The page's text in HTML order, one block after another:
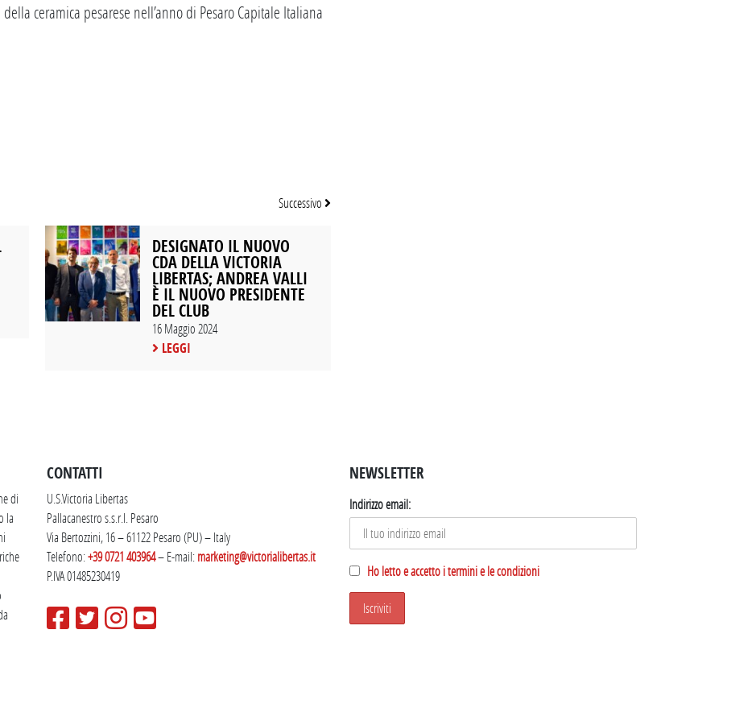
ceramica pesarese nell’anno di Pesaro Capitale Italiana
Successivo
DESIGNATO IL NUOVO
CDA DELLA VICTORIA
LIBERTAS; ANDREA VALLI
È IL NUOVO PRESIDENTE
DEL CLUB
16 Maggio 2024
LEGGI
di
la
CONTATTI
U.S.Victoria Libertas
Pallacanestro s.s.r.l. Pesaro
Via Bertozzini, 16 – 61122 Pesaro (PU) – Italy
Telefono:+39 0721 403964– E-mail:marketing@victorialibertas.it
P.IVA 01485230419
NEWSLETTER
Indirizzo email:
Ho letto e accetto i termini e le condizioni